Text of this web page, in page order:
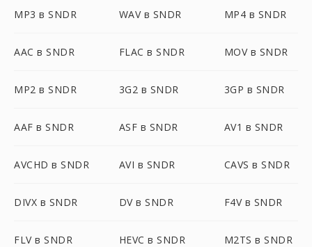
MP3 в SNDR WAV в SNDR MP4 в SNDR
AAC в SNDR FLAC в SNDR MOV в SNDR
MP2 в SNDR 3G2 в SNDR 3GP в SNDR
AAF в SNDR ASF в SNDR AV1 в SNDR
AVCHD в SNDR AVI в SNDR CAVS в SNDR
DIVX в SNDR DV в SNDR F4V в SNDR
FLV в SNDR HEVC в SNDR M2TS в SNDR